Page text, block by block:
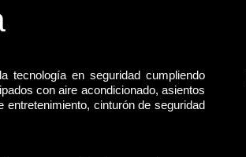
tecnología en seguridad cumpliendo
con aire acondicionado, asientos
cinturón de seguridad